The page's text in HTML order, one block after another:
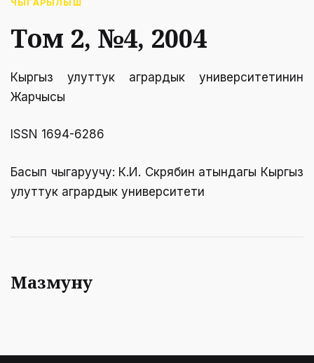
ЧЫГАРЫЛЫШ
Том 2, №4, 2004
Кыргыз улуттук агрардык университетинин
Жарчысы
ISSN 1694-6286
Басып чыгаруучу: К.И. Скрябин атындагы Кыргыз
улуттук агрардык университети
Мазмуну